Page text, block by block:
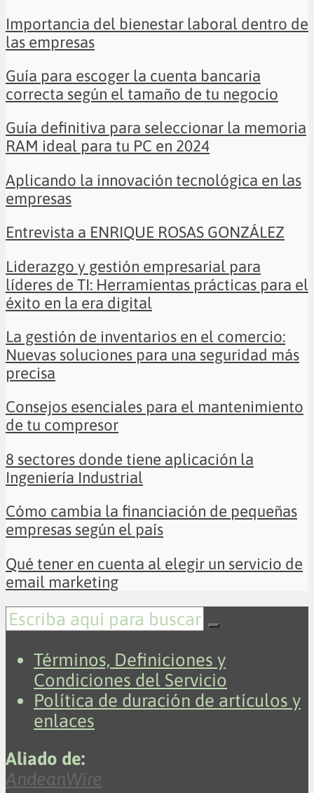
Importancia del bienestar laboral dentro de
las empresas
Guía para escoger la cuenta bancaria
correcta según el tamaño de tu negocio
Guía definitiva para seleccionar la memoria
RAM ideal para tu PC en 2024
Aplicando la innovación tecnológica en las
empresas
Entrevista a ENRIQUE ROSAS GONZÁLEZ
Liderazgo y gestión empresarial para
líderes de TI: Herramientas prácticas para el
éxito en la era digital
La gestión de inventarios en el comercio:
Nuevas soluciones para una seguridad más
precisa
Consejos esenciales para el mantenimiento
de tu compresor
8 sectores donde tiene aplicación la
Ingeniería Industrial
Cómo cambia la financiación de pequeñas
empresas según el país
Qué tener en cuenta al elegir un servicio de
email marketing
Términos, Definiciones y
Condiciones del Servicio
Política de duración de artículos y
enlaces
Aliado de:
AndeanWire